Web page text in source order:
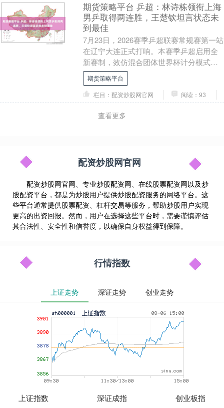
期货策略平台 乒超：林诗栋领衔上海
男乒取得两连胜，王楚钦坦言状态未
到最佳
7月23日，2026赛季乒超联赛常规赛第一站
在辽宁大连正式打响。本赛季乒超启用全
新赛制，效仿混合团体世界杯计分模式，
先赢下8局者取得胜利。首个比赛日激战不
断，林....
期货策略平台
栏目：配资炒股网官网
阅读：93
查看更多
配资炒股网官网
配资炒股网官网、专业炒股配资网、在线股票配资网以及炒
股配资平台，都是为炒股用户提供炒股配资服务的网络平台。这
些平台通常提供股票配资、杠杆交易等服务，帮助炒股用户实现
更高的出资回报。然而，用户在选择这些平台时，需要谨慎评估
其合法性、安全性和信誉度，以确保自身权益得到保障。
行情指数
上证走势 深证走势 创业走势
上证指数
深证成指
创业板指